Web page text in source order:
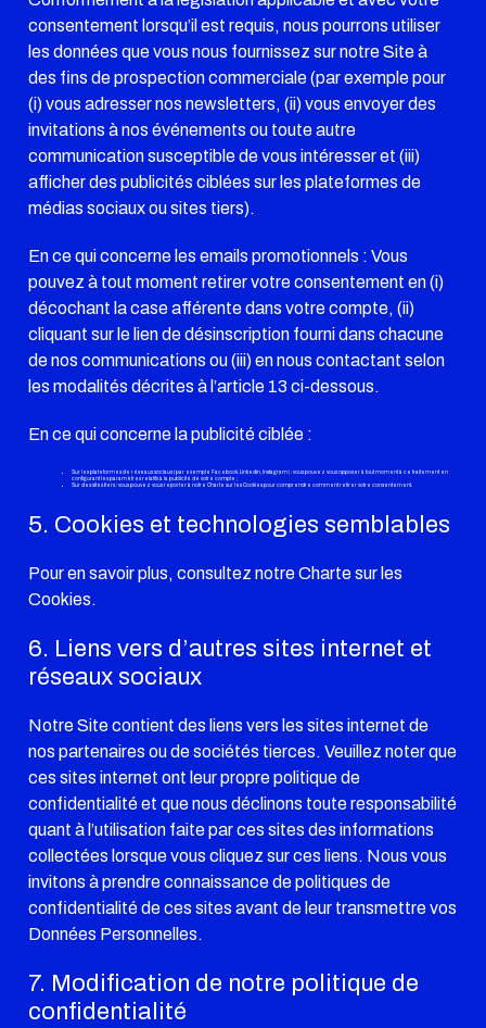
consentement lorsqu’il est requis, nous pourrons utiliser
les données que vous nous fournissez sur notre Site à
des fins de prospection commerciale (par exemple pour
(i) vous adresser nos newsletters, (ii) vous envoyer des
invitations à nos événements ou toute autre
communication susceptible de vous intéresser et (iii)
afficher des publicités ciblées sur les plateformes de
médias sociaux ou sites tiers).
En ce qui concerne les emails promotionnels : Vous
pouvez à tout moment retirer votre consentement en (i)
décochant la case afférente dans votre compte, (ii)
cliquant sur le lien de désinscription fourni dans chacune
de nos communications ou (iii) en nous contactant selon
les modalités décrites à l’article 13 ci-dessous.
En ce qui concerne la publicité ciblée :
Sur les plateformes de réseaux sociaux (par exemple Facebook, Linkedin, Instagram) : vous pouvez vous opposer à tout moment à ce traitement en
configurant les paramètres relatifs à la publicité de votre compte ;
Sur des sites tiers : vous pouvez vous reporter à notre Charte sur les Cookies pour comprendre comment retirer votre consentement.
5. Cookies et technologies semblables
Pour en savoir plus, consultez notreCharte sur les
Cookies.
6. Liens vers d’autres sites internet et
réseaux sociaux
Notre Site contient des liens vers les sites internet de
nos partenaires ou de sociétés tierces. Veuillez noter que
ces sites internet ont leur propre politique de
confidentialité et que nous déclinons toute responsabilité
quant à l’utilisation faite par ces sites des informations
collectées lorsque vous cliquez sur ces liens. Nous vous
invitons à prendre connaissance de politiques de
confidentialité de ces sites avant de leur transmettre vos
Données Personnelles.
7. Modification de notre politique de
confidentialité